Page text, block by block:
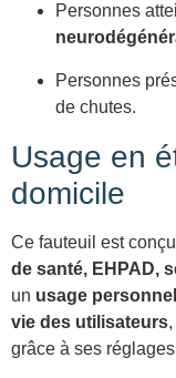
Personnes
Personnes
de chutes.
Usage en
domicile
Ce fauteuil est
de santé, EHPAD,
un usage
vie des utilisateurs
grâce à ses